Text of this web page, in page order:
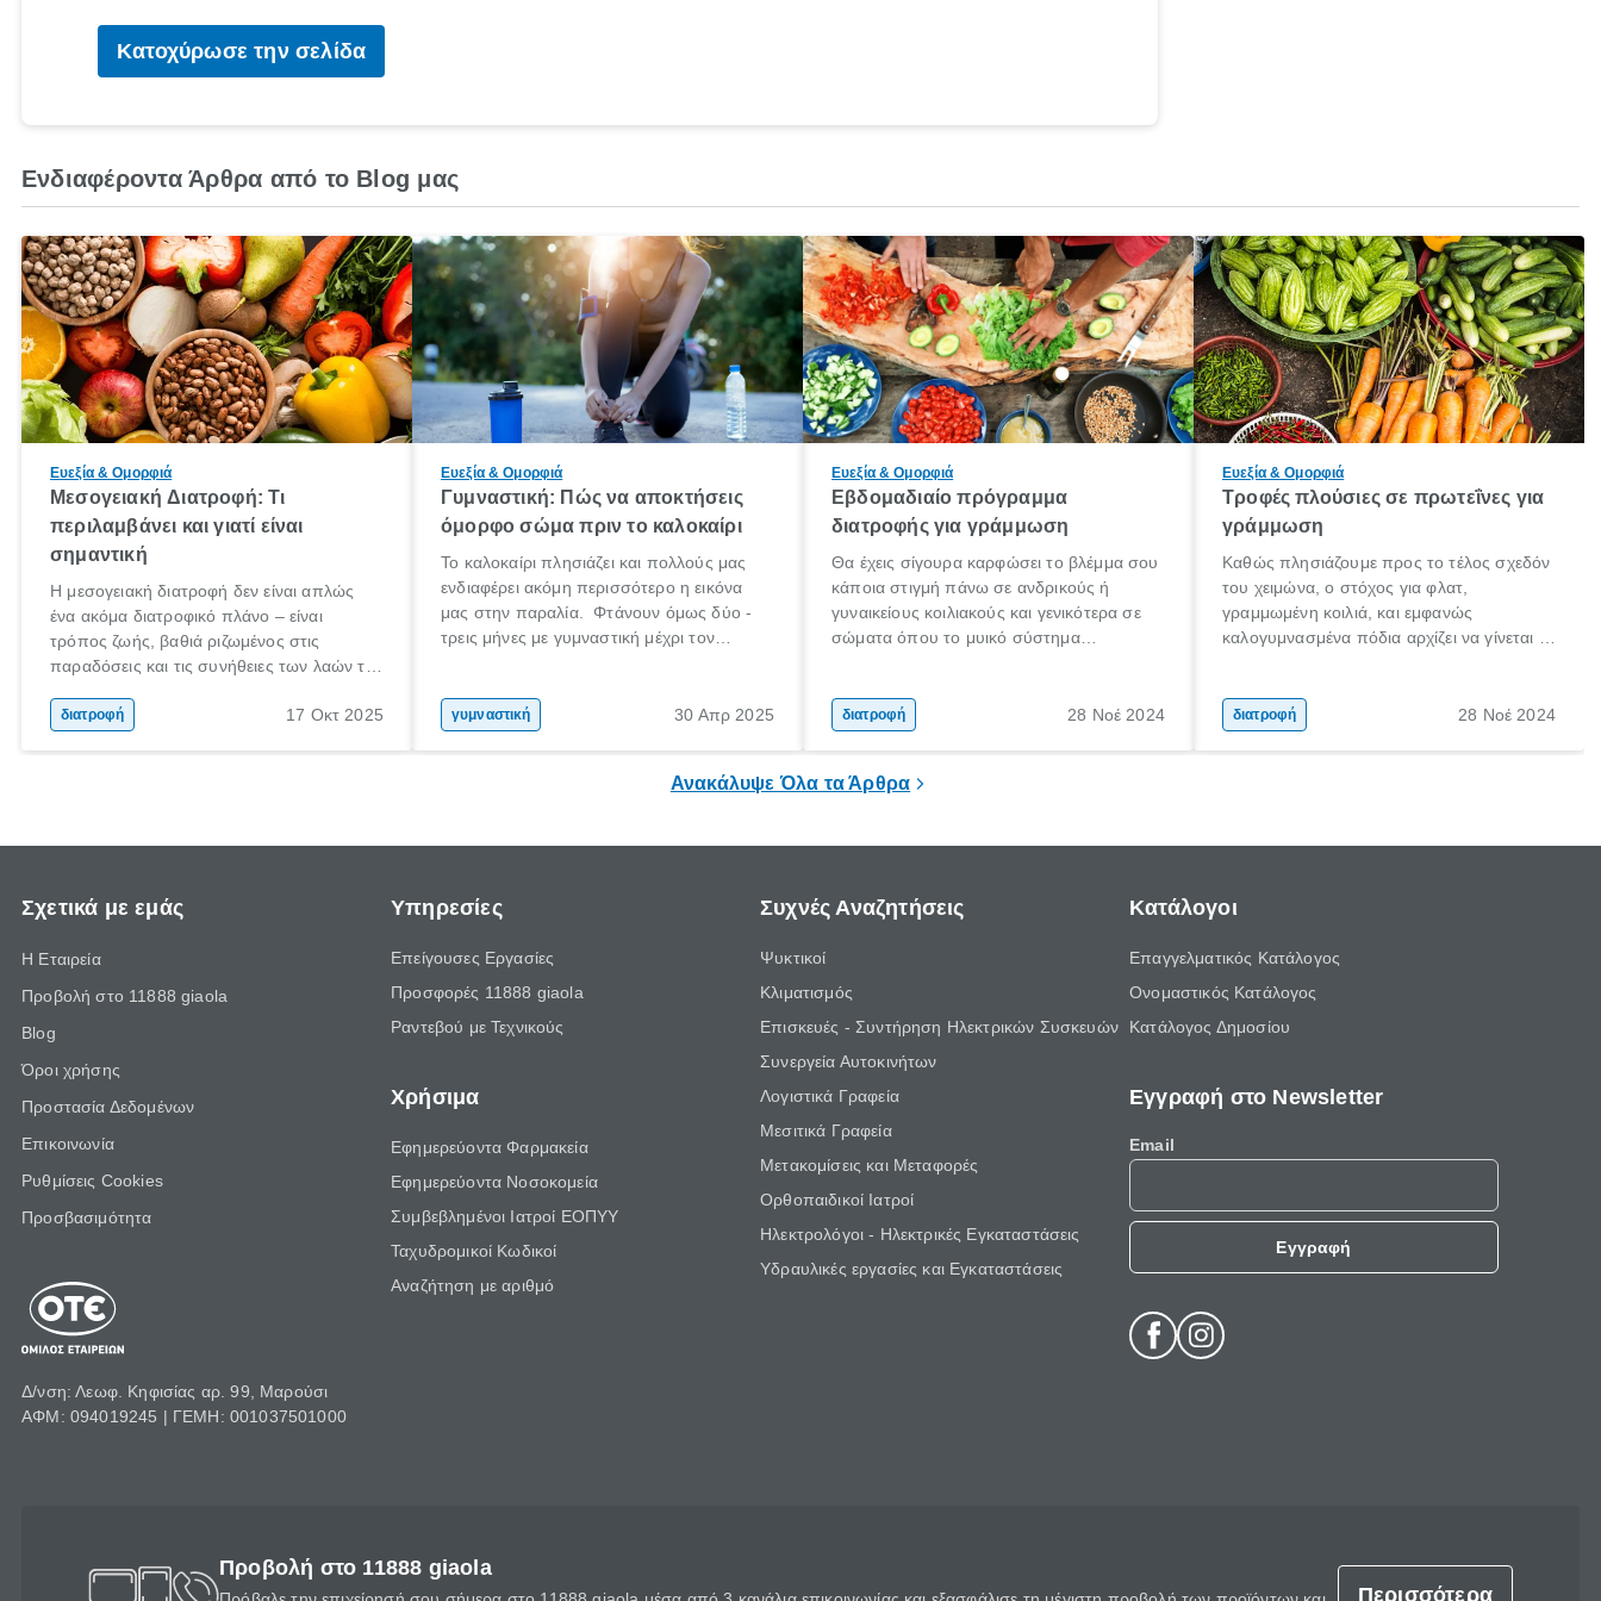
Κατοχύρωσε την σελίδα
Ενδιαφέροντα Άρθρα από το Blog μας
Ευεξία & Ομορφιά
Μεσογειακή Διατροφή: Τι
περιλαμβάνει και γιατί είναι
σημαντική
Η μεσογειακή διατροφή δεν είναι απλώς
ένα ακόμα διατροφικό πλάνο – είναι
τρόπος ζωής, βαθιά ριζωμένος στις
παραδόσεις και τις συνήθειες των λαών της
και ανεπεξέργαστα υλικά, αυτή η διατροφή
διατροφή 17 Οκτ 2025
Ευεξία & Ομορφιά
Γυμναστική: Πώς να αποκτήσεις
όμορφο σώμα πριν το καλοκαίρι
Το καλοκαίρι πλησιάζει και πολλούς μας
ενδιαφέρει ακόμη περισσότερο η εικόνα
μας στην παραλία. Φτάνουν όμως δύο -
τρεις μήνες με γυμναστική μέχρι τον
σου! Δεν είναι ανάγκη να αφιερώσεις το
καλοκαίρι σου
βέβαια να στερηθείς εντελώς το φαγητό
γυμναστική 30 Απρ 2025
Ευεξία & Ομορφιά
Εβδομαδιαίο πρόγραμμα
διατροφής για γράμμωση
Θα έχεις σίγουρα καρφώσει το βλέμμα σου
κάποια στιγμή πάνω σε ανδρικούς ή
γυναικείους κοιλιακούς και γενικότερα σε
σώματα όπου το μυικό σύστημα
διατροφή 28 Νοέ 2024
Ευεξία & Ομορφιά
Τροφές πλούσιες σε πρωτεΐνες για
γράμμωση
Καθώς πλησιάζουμε προς το τέλος σχεδόν
του χειμώνα, ο στόχος για φλατ,
γραμμωμένη κοιλιά, και εμφανώς
καλογυμνασμένα πόδια αρχίζει να γίνεται η
γιατί δεν έβλεπες το 100% του στόχου σου
στον καθρέφτη, όπως τώρα ήρθε η ώρα
διατροφή 28 Νοέ 2024
Ανακάλυψε Όλα τα Άρθρα
Σχετικά με εμάς
Η Εταιρεία
Προβολή στο 11888 giaola
Blog
Όροι χρήσης
Προστασία Δεδομένων
Επικοινωνία
Ρυθμίσεις Cookies
Προσβασιμότητα
Δ/νση: Λεωφ. Κηφισίας αρ. 99, Μαρούσι
ΑΦΜ: 094019245 | ΓΕΜΗ: 001037501000
Υπηρεσίες
Επείγουσες Εργασίες
Προσφορές 11888 giaola
Ραντεβού με Τεχνικούς
Χρήσιμα
Εφημερεύοντα Φαρμακεία
Εφημερεύοντα Νοσοκομεία
Συμβεβλημένοι Ιατροί ΕΟΠΥΥ
Ταχυδρομικοί Κωδικοί
Αναζήτηση με αριθμό
Συχνές Αναζητήσεις
Ψυκτικοί
Κλιματισμός
Επισκευές - Συντήρηση Ηλεκτρικών Συσκευών
Συνεργεία Αυτοκινήτων
Λογιστικά Γραφεία
Μεσιτικά Γραφεία
Μετακομίσεις και Μεταφορές
Ορθοπαιδικοί Ιατροί
Ηλεκτρολόγοι - Ηλεκτρικές Εγκαταστάσεις
Υδραυλικές εργασίες και Εγκαταστάσεις
Κατάλογοι
Επαγγελματικός Κατάλογος
Ονομαστικός Κατάλογος
Κατάλογος Δημοσίου
Εγγραφή στο Newsletter
Email
Εγγραφή
Προβολή στο 11888 giaola
Περισσότερα